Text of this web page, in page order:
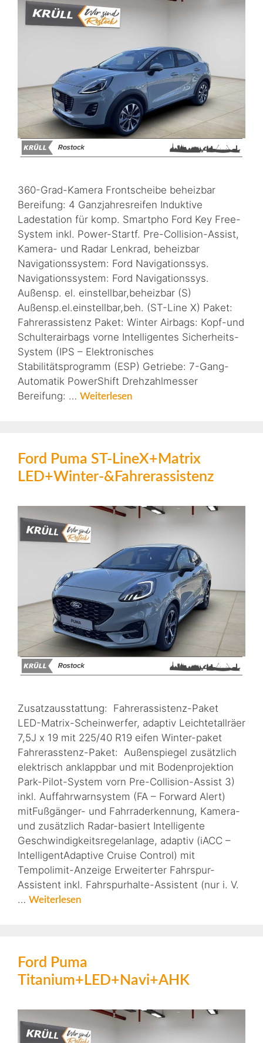
360-Grad-Kamera Frontscheibe beheizbar
Bereifung: 4 Ganzjahresreifen Induktive
Ladestation für komp. Smartpho Ford Key Free-
System inkl. Power-Startf. Pre-Collision-Assist,
Kamera- und Radar Lenkrad, beheizbar
Navigationssystem: Ford Navigationssys.
Navigationssystem: Ford Navigationssys.
Außensp. el. einstellbar,beheizbar (S)
Außensp.el.einstellbar,beh. (ST-Line X) Paket:
Fahrerassistenz Paket: Winter Airbags: Kopf-und
Schulterairbags vorne Intelligentes Sicherheits-
System (IPS – Elektronisches
Stabilitätsprogramm (ESP) Getriebe: 7-Gang-
Automatik PowerShift Drehzahlmesser
Bereifung: … Weiterlesen
Ford Puma ST-LineX+Matrix
LED+Winter-&Fahrerassistenz
Zusatzausstattung: Fahrerassistenz-Paket
LED-Matrix-Scheinwerfer, adaptiv Leichtetallräer
7,5J x 19 mit 225/40 R19 eifen Winter-paket
Fahrerasstenz-Paket: Außenspiegel zusätzlich
elektrisch anklappbar und mit Bodenprojektion
Park-Pilot-System vorn Pre-Collision-Assist 3)
inkl. Auffahrwarnsystem (FA – Forward Alert)
mitFußgänger- und Fahrraderkennung, Kamera-
und zusätzlich Radar-basiert Intelligente
Geschwindigkeitsregelanlage, adaptiv (iACC –
IntelligentAdaptive Cruise Control) mit
Tempolimit-Anzeige Erweiterter Fahrspur-
Assistent inkl. Fahrspurhalte-Assistent (nur i. V.
… Weiterlesen
Ford Puma
Titanium+LED+Navi+AHK